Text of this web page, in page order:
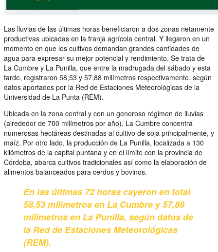
Las lluvias de las últimas horas beneficiaron a dos zonas netamente
productivas ubicadas en la franja agrícola central. Y llegaron en un
momento en que los cultivos demandan grandes cantidades de
agua para expresar su mejor potencial y rendimiento. Se trata de
La Cumbre y La Punilla, que entre la madrugada del sábado y esta
tarde, registraron 58,53 y 57,88 milímetros respectivamente, según
datos aportados por la Red de Estaciones Meteorológicas de la
Universidad de La Punta (REM).
Ubicada en la zona central y con un generoso régimen de lluvias
(alrededor de 700 milímetros por año), La Cumbre concentra
numerosas hectáreas destinadas al cultivo de soja principalmente, y
maíz. Por otro lado, la producción de La Punilla, localizada a 130
kilómetros de la capital puntana y en el límite con la provincia de
Córdoba, abarca cultivos tradicionales así como la elaboración de
alimentos balanceados para cerdos y bovinos.
En las últimas 72 horas cayeron en total
58,53 milímetros en La Cumbre y 57,88
milímetros en La Punilla, según datos de
la Red de Estaciones Meteorológicas
(REM).